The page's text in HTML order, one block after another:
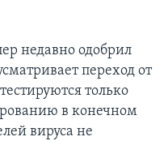
недавно одобрил
переход от
только
в конечном
вируса не